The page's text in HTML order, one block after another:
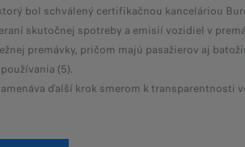
bol schválený certifikačnou kanceláriou
skutočnej spotreby a emisií vozidiel v
premávky, pričom majú pasažierov aj
(5).
ďalší krok smerom k transparentnosti